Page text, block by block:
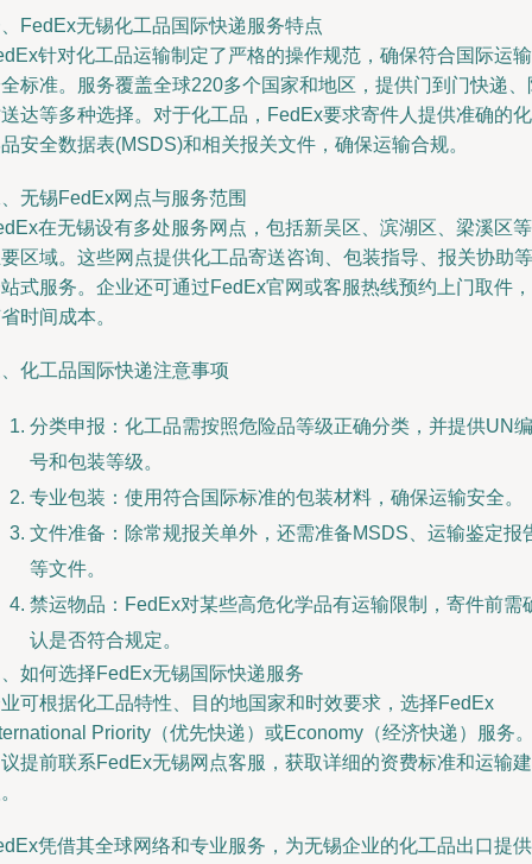
FedEx无锡化工品国际快递服务特点
针对化工品运输制定了严格的操作规范，确保符合国际运输
标准。服务覆盖全球220多个国家和地区，提供门到门快递、
达等多种选择。对于化工品，FedEx要求寄件人提供准确的化
安全数据表(MSDS)和相关报关文件，确保运输合规。
无锡FedEx网点与服务范围
在无锡设有多处服务网点，包括新吴区、滨湖区、梁溪区等
区域。这些网点提供化工品寄送咨询、包装指导、报关协助等
式服务。企业还可通过FedEx官网或客服热线预约上门取件，
时间成本。
化工品国际快递注意事项
分类申报：化工品需按照危险品等级正确分类，并提供UN编
号和包装等级。
专业包装：使用符合国际标准的包装材料，确保运输安全。
文件准备：除常规报关单外，还需准备MSDS、运输鉴定报
等文件。
禁运物品：FedEx对某些高危化学品有运输限制，寄件前需
认是否符合规定。
如何选择FedEx无锡国际快递服务
可根据化工品特性、目的地国家和时效要求，选择FedEx
Priority（优先快递）或Economy（经济快递）服务
提前联系FedEx无锡网点客服，获取详细的资费标准和运输建
凭借其全球网络和专业服务，为无锡企业的化工品出口提供